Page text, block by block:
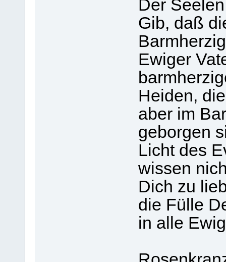
Der
Gib, daß
Ewiger
Heiden,
aber im
geborgen
Licht des
wissen
Dich zu
die Fülle
in alle